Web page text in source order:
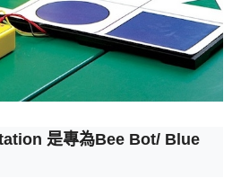
是專為Bee Bot/ Blue